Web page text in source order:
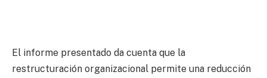
El informe presentado da cuenta que la
restructuración organizacional permite una reducción